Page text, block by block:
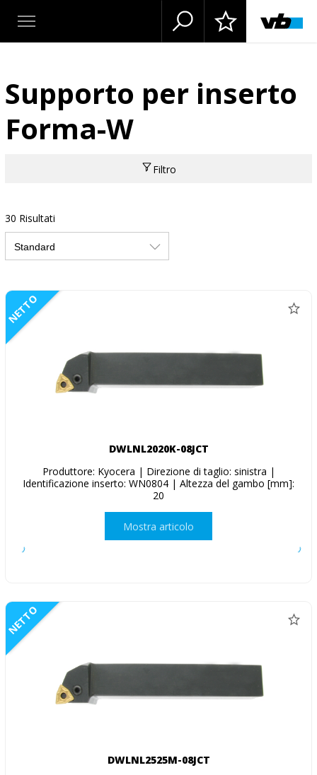
Supporto per inserto
Forma-W
Filtro
30 Risultati
NETTO
DWLNL2020K-08JCT
Produttore: Kyocera | Direzione di taglio: sinistra |
Identificazione inserto: WN0804 | Altezza del gambo [mm]:
20
Mostra articolo
NETTO
DWLNL2525M-08JCT